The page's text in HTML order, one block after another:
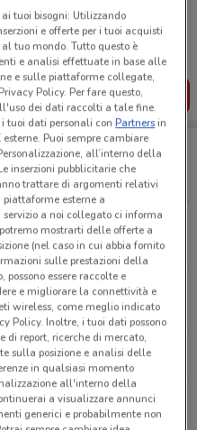
con te!
offerte dei negozi vicino a te,
lista del risparmio, comodamente
L’APP
4/6 Bari
Tutti i negozi Prenatal
Prénatal
tuoi bisogni: Utilizzando
e offerte per i tuoi acquisti
tuo mondo. Tutto questo è
e analisi effettuate in base alle
e sulle piattaforme collegate,
Policy. Per fare questo,
dei dati raccolti a tale fine.
i tuoi dati personali conPartnersin
Puoi sempre cambiare
all’interno della
inserzioni pubblicitarie che
trattare di argomenti relativi
esterne a
servizio a noi collegato ci informa
mostrarti delle offerte a
(nel caso in cui abbia fornito
sulle prestazioni della
essere raccolte e
e migliorare la connettività e
wireless, come meglio indicato
Policy. Inoltre, i tuoi dati possono
di report, ricerche di mercato,
sulla posizione e analisi delle
in qualsiasi momento
all'interno della
a visualizzare annunci
generici e probabilmente non